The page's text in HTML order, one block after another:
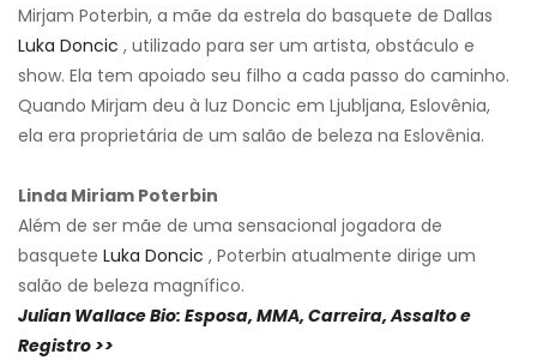
Mirjam Poterbin, a mãe da estrela do basquete de Dallas
Luka Doncic , utilizado para ser um artista, obstáculo e
show. Ela tem apoiado seu filho a cada passo do caminho.
Quando Mirjam deu à luz Doncic em Ljubljana, Eslovênia,
ela era proprietária de um salão de beleza na Eslovênia.
Linda Miriam Poterbin
Além de ser mãe de uma sensacional jogadora de
basquete Luka Doncic , Poterbin atualmente dirige um
salão de beleza magnífico.
Julian Wallace Bio: Esposa, MMA, Carreira, Assalto e
Registro >>